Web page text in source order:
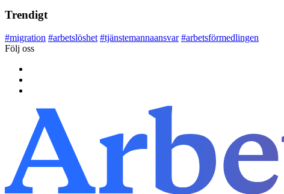
Trendigt
#migration #arbetslöshet #tjänstemannaansvar #arbetsförmedlingen
Följ oss